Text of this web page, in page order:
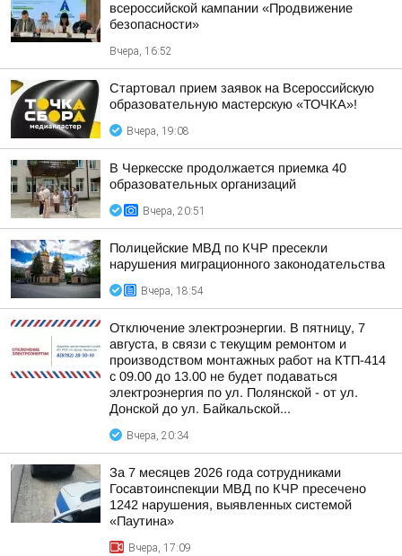
всероссийской кампании «Продвижение
безопасности»
Вчера, 16:52
Стартовал прием заявок на Всероссийскую
образовательную мастерскую «ТОЧКА»!
Вчера, 19:08
В Черкесске продолжается приемка 40
образовательных организаций
Вчера, 20:51
Полицейские МВД по КЧР пресекли
нарушения миграционного законодательства
Вчера, 18:54
Отключение электроэнергии. В пятницу, 7
августа, в связи с текущим ремонтом и
производством монтажных работ на КТП-414
с 09.00 до 13.00 не будет подаваться
электроэнергия по ул. Полянской - от ул.
Донской до ул. Байкальской...
Вчера, 20:34
За 7 месяцев 2026 года сотрудниками
Госавтоинспекции МВД по КЧР пресечено
1242 нарушения, выявленных системой
«Паутина»
Вчера, 17:09